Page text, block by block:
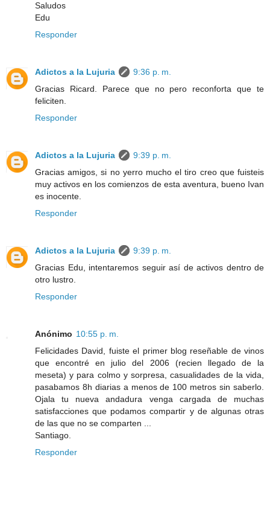
Saludos
Edu
Responder
Adictos a la Lujuria
9:36 p. m.
Gracias Ricard. Parece que no pero reconforta que te
feliciten.
Responder
Adictos a la Lujuria
9:39 p. m.
Gracias amigos, si no yerro mucho el tiro creo que fuisteis
muy activos en los comienzos de esta aventura, bueno Ivan
es inocente.
Responder
Adictos a la Lujuria
9:39 p. m.
Gracias Edu, intentaremos seguir así de activos dentro de
otro lustro.
Responder
Anónimo 10:55 p. m.
Felicidades David, fuiste el primer blog reseñable de vinos
que encontré en julio del 2006 (recien llegado de la
meseta) y para colmo y sorpresa, casualidades de la vida,
pasabamos 8h diarias a menos de 100 metros sin saberlo.
Ojala tu nueva andadura venga cargada de muchas
satisfacciones que podamos compartir y de algunas otras
de las que no se comparten ...
Santiago.
Responder